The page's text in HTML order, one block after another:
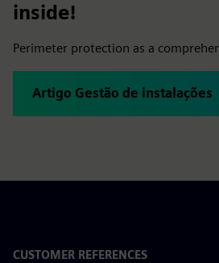
inside!
Perimeter protection as a
Artigo Gestão de instalações
CUSTOMER REFERENCES